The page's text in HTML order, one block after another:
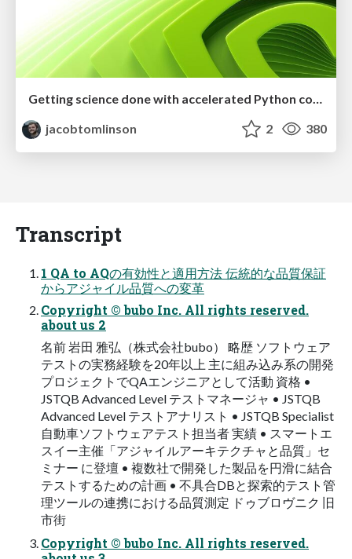
jacobtomlinson
2 380
Transcript
1 QA to AQの有効性と適用方法 伝統的な品質保証
からアジャイル品質への変革
Copyright © bubo Inc. All rights reserved.
about us 2
名前 岩田 雅弘（株式会社bubo） 略歴 ソフトウェア
テストの実務経験を20年以上 主に組み込み系の開発
プロジェクトでQAエンジニアとして活動 資格 •
JSTQB Advanced Level テストマネージャ • JSTQB
Advanced Level テストアナリスト • JSTQB Specialist
自動車ソフトウェアテスト担当者 実績 • スマートエ
スイー主催「アジャイルアーキテクチャと品質」セ
ミナー に登壇 • 複数社で開発した製品を円滑に結合
テストするための計画 • 不具合DBと探索的テスト管
理ツールの連携における品質測定 ドゥブロヴニク 旧
市街
Copyright © bubo Inc. All rights reserved.